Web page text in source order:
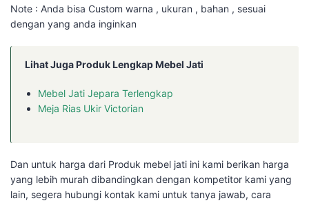
Note : Anda bisa Custom warna , ukuran , bahan , sesuai
dengan yang anda inginkan
Lihat Juga Produk Lengkap Mebel Jati
Mebel Jati Jepara Terlengkap
Meja Rias Ukir Victorian
Dan untuk harga dari Produk mebel jati ini kami berikan harga
yang lebih murah dibandingkan dengan kompetitor kami yang
lain, segera hubungi kontak kami untuk tanya jawab, cara